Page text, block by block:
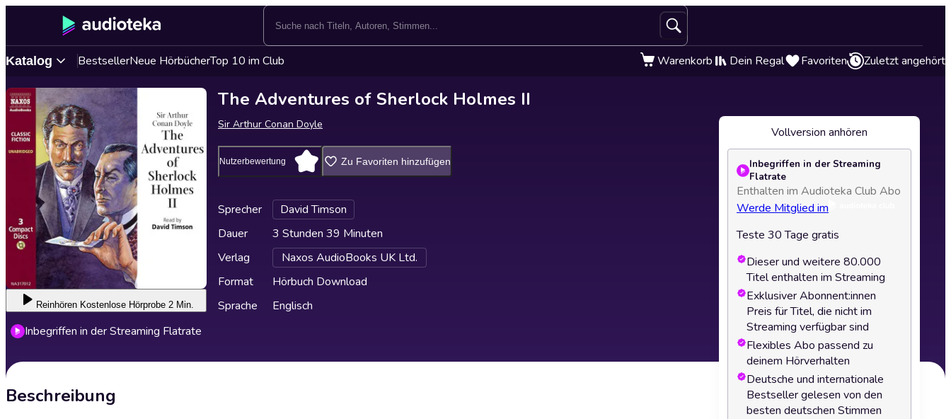
Katalog BestsellerNeue HörbücherTop 10 im Club Warenkorb Dein Regal Favoriten Zuletzt angehört
Reinhören Kostenlose Hörprobe 2 Min.
Inbegriffen in der Streaming Flatrate
The Adventures of Sherlock Holmes II
Sir Arthur Conan Doyle
Nutzerbewertung Zu Favoriten hinzufügen
Sprecher
David Timson
Dauer
3 Stunden 39 Minuten
Verlag
Naxos AudioBooks UK Ltd.
Format
Hörbuch Download
Sprache
Englisch
Beschreibung
Vollversion anhören
Inbegriffen in der Streaming
Flatrate
Enthalten im Audioteka Club Abo
Werde Mitglied im
Teste 30 Tage gratis
Dieser und weitere 80.000
Titel enthalten im Streaming
Exklusiver Abonnent:innen
Preis für Titel, die nicht im
Streaming verfügbar sind
Flexibles Abo passend zu
deinem Hörverhalten
Deutsche und internationale
Bestseller gelesen von den
besten deutschen Stimmen